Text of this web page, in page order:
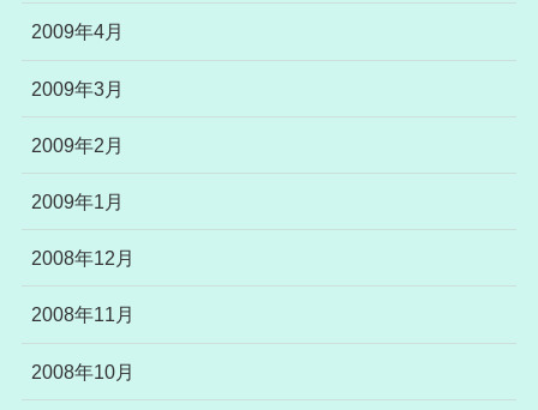
2009年4月
2009年3月
2009年2月
2009年1月
2008年12月
2008年11月
2008年10月